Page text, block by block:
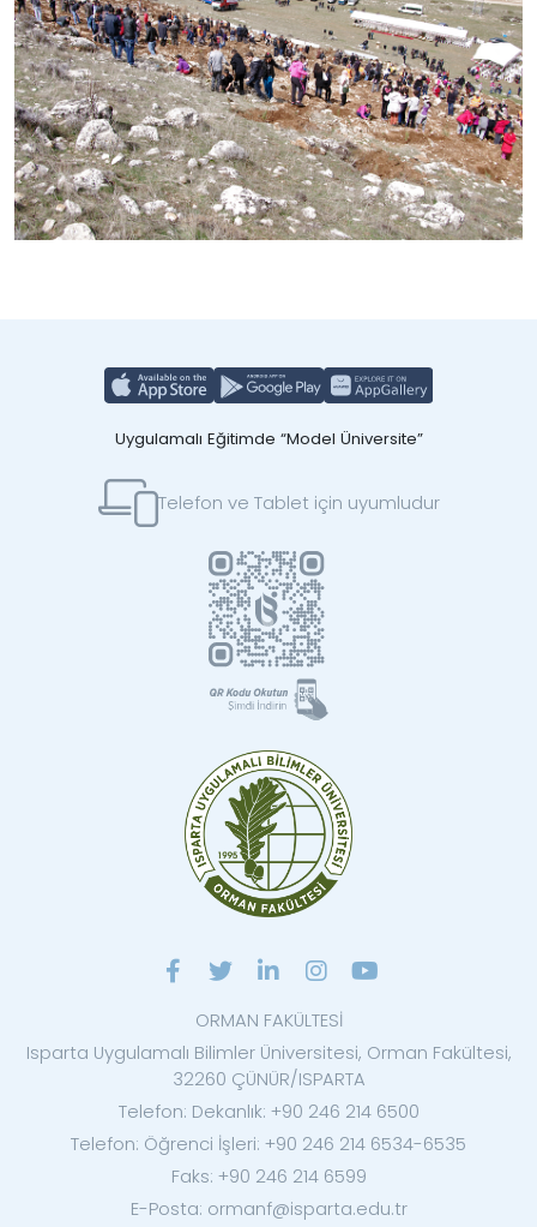
Uygulamalı Eğitimde “Model Üniversite”
Telefon ve Tablet için uyumludur
ORMAN FAKÜLTESİ
Isparta Uygulamalı Bilimler Üniversitesi, Orman Fakültesi,
32260 ÇÜNÜR/ISPARTA
Telefon: Dekanlık: +90 246 214 6500
Telefon: Öğrenci İşleri: +90 246 214 6534-6535
Faks: +90 246 214 6599
E-Posta: ormanf@isparta.edu.tr